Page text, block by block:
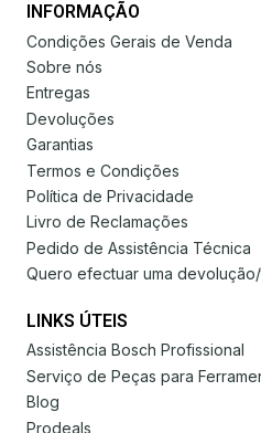
INFORMAÇÃO
Condições Gerais de Venda
Sobre nós
Entregas
Devoluções
Garantias
Termos e Condições
Política de Privacidade
Livro de Reclamações
Pedido de Assistência Técnica
Quero efectuar uma
LINKS ÚTEIS
Assistência Bosch Profissional
Serviço de Peças para
Blog
Prodeals